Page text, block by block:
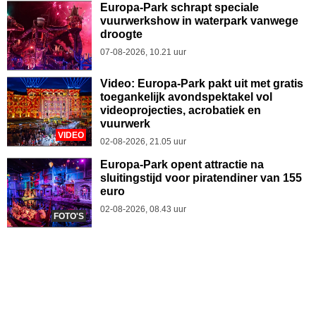
Europa-Park schrapt speciale
vuurwerkshow in waterpark vanwege
droogte
07-08-2026, 10.21 uur
VIDEO
Video: Europa-Park pakt uit met gratis
toegankelijk avondspektakel vol
videoprojecties, acrobatiek en
vuurwerk
02-08-2026, 21.05 uur
FOTO'S
Europa-Park opent attractie na
sluitingstijd voor piratendiner van 155
euro
02-08-2026, 08.43 uur